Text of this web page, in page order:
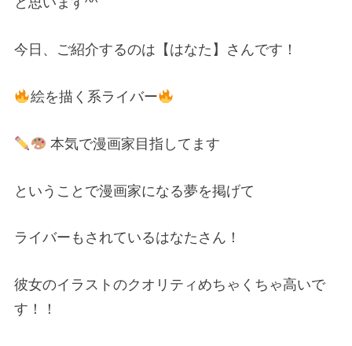
今日、ご紹介するのは【はなた】さんです！
絵を描く系ライバー
本気で漫画家目指してます
ということで漫画家になる夢を掲げて
ライバーもされているはなたさん！
彼女のイラストのクオリティめちゃくちゃ高いで
す！！